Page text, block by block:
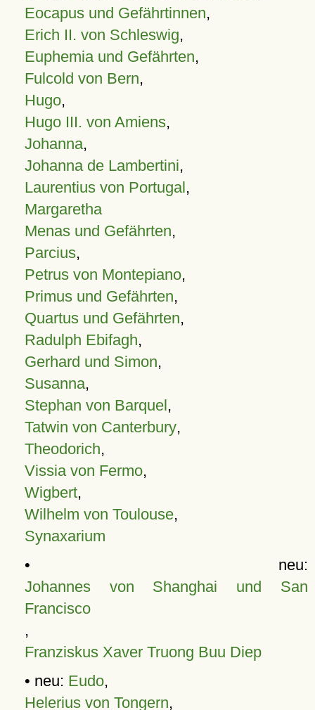
Eocapus und Gefährtinnen,
Erich II. von Schleswig,
Euphemia und Gefährten,
Fulcold von Bern,
Hugo,
Hugo III. von Amiens,
Johanna,
Johanna de Lambertini,
Laurentius von Portugal,
Margaretha
Menas und Gefährten,
Parcius,
Petrus von Montepiano,
Primus und Gefährten,
Quartus und Gefährten,
Radulph Ebifagh,
Gerhard und Simon,
Susanna,
Stephan von Barquel,
Tatwin von Canterbury,
Theodorich,
Vissia von Fermo,
Wigbert,
Wilhelm von Toulouse,
Synaxarium
• neu:
Johannes von Shanghai und San
Francisco
,
Franziskus Xaver Truong Buu Diep
• neu: Eudo,
Helerius von Tongern,